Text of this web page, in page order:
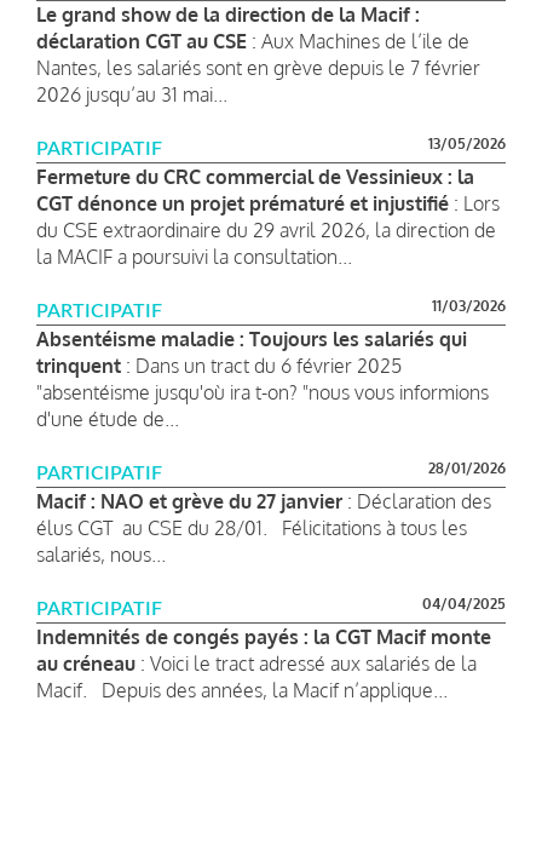
Le grand show de la direction de la Macif :
déclaration CGT au CSE : Aux Machines de l’ile de
Nantes, les salariés sont en grève depuis le 7 février
2026 jusqu’au 31 mai...
PARTICIPATIF 13/05/2026
Fermeture du CRC commercial de Vessinieux : la
CGT dénonce un projet prématuré et injustifié : Lors
du CSE extraordinaire du 29 avril 2026, la direction de
la MACIF a poursuivi la consultation...
PARTICIPATIF 11/03/2026
Absentéisme maladie : Toujours les salariés qui
trinquent : Dans un tract du 6 février 2025
"absentéisme jusqu'où ira t-on? "nous vous informions
d'une étude de...
PARTICIPATIF 28/01/2026
Macif : NAO et grève du 27 janvier : Déclaration des
élus CGT au CSE du 28/01. Félicitations à tous les
salariés, nous...
PARTICIPATIF 04/04/2025
Indemnités de congés payés : la CGT Macif monte
au créneau : Voici le tract adressé aux salariés de la
Macif. Depuis des années, la Macif n’applique...